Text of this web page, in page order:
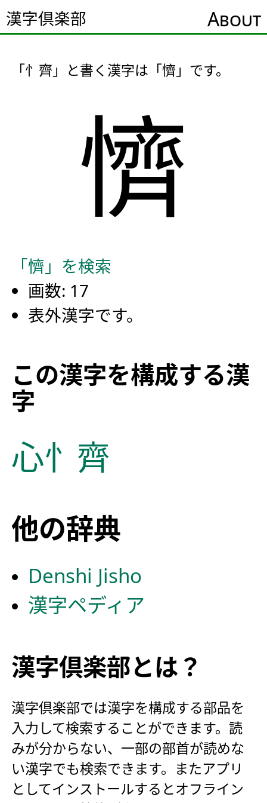
漢字倶楽部 About
「忄齊」と書く漢字は「懠」です。
懠
「懠」を検索
画数: 17
表外漢字です。
この漢字を構成する漢
字
心忄 齊
他の辞典
Denshi Jisho
漢字ペディア
漢字倶楽部とは？
漢字倶楽部では漢字を構成する部品を
入力して検索することができます。読
みが分からない、一部の部首が読めな
い漢字でも検索できます。またアプリ
としてインストールするとオフライン